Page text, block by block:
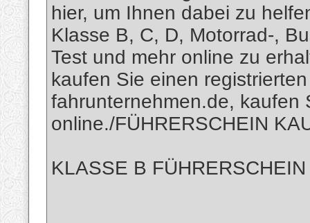
hier, um Ihnen dabei zu
Klasse B, C, D, Motorrad-,
Test und mehr online zu
kaufen Sie einen
fahrunternehmen.de, kaufen
online./FÜHRERSCHEIN
KLASSE B